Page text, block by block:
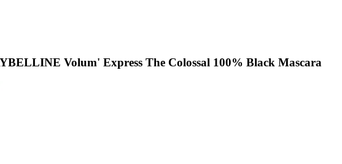
Volum' Express The Colossal 100% Black Mascara